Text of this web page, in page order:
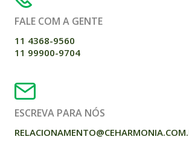
FALE COM A GENTE
11 4368-9560
11 99900-9704
ESCREVA PARA NÓS